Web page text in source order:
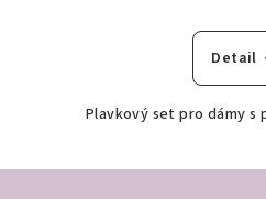
Detail
Plavkový set pro dámy s